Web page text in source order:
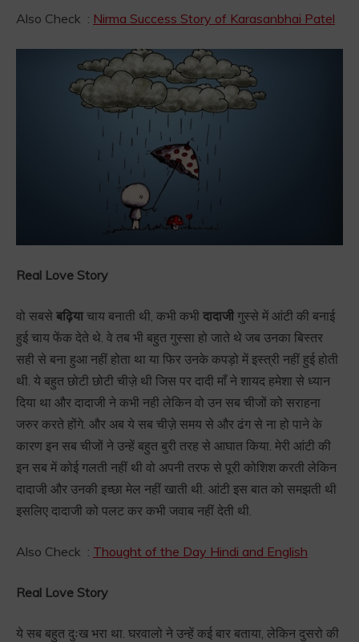
Also Check : Nirma Success Story of Karasanbhai Patel
Real Love Story
वो सबसे बढ़ियाचाय बनाती थी, कभी कभी दादाजीगुस्से में आंटी की बनाई
हुई चाय फेंक देते थे. वे तब भी बहुत गुस्सा हो जाते थे जब उनका बिस्तर
सही से बना हुआ नहीं होता था या फिर उनके कपड़ो में इस्त्री नहीं हुई होती
थी. ये बहुत छोटी छोटी चीज़े थी जिस पर दादी माँ ने शायद हमेशा से ध्यान
दिया था और दादाजी ने कभी नही लेकिन वो उन सब चीजों को सराहना
जरुर करते होंगे. और अब ये सब चीज़े समय से और ढंग से ना हो पाने के
कारण इन सब चीजों ने उन्हें बहुत बुरी तरह से आघात किया. मेरी आंटी की
इन सब में कोई गलती नहीं थी वो अपनी तरफ से पूरी कोशिश करती लेकिन
दादाजी और उनकी इच्छा मेल नहीं खाती थी. आंटी इस बात को समझती थी
इसलिए दादाजी को पलट कर कभी जवाब नहीं देती थी.
Also Check : Thought of the Day Hindi and English
Real Love Story
ये सब बहुत दुःख भरा था. घरवालो ने उन्हें कई बार बताया, लेकिन दुसरो की